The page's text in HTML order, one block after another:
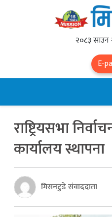
२०८३ साउन
E-
राष्ट्रियसभा
कार्यालय स्थापना
मिसनटुडे संवाददाता